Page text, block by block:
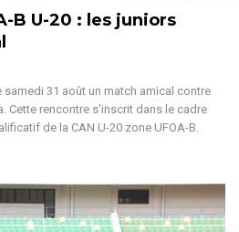
B U-20 : les juniors
samedi 31 août un match amical contre
Cette rencontre s'inscrit dans le cadre
de la CAN U-20 zone UFOA-B.